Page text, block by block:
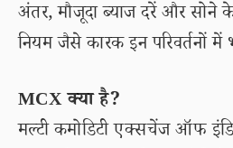
अंतर, मौजूदा ब्याज दरें और सोने के
नियम जैसे कारक इन परिवर्तनों में
MCX क्या है?
मल्टी कमोडिटी एक्सचेंज ऑफ